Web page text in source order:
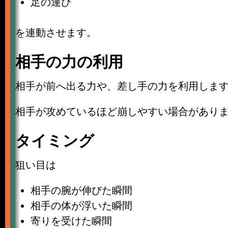
を連動させます。
相手の力の利用
相手が前へ出る力や、差し手の力を利用します
相手が攻めているほど崩しやすい場合がありま
タイミング
狙い目は
相手の腕が伸びた瞬間
相手の体が浮いた瞬間
寄りを受けた瞬間